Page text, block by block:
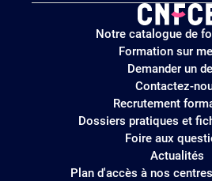
Logo
site
Notre catalogue de
Formation sur
Demander un
Contactez-
Recrutement
Dossiers pratiques et
Foire aux
Actualités
Plan d'accès à nos